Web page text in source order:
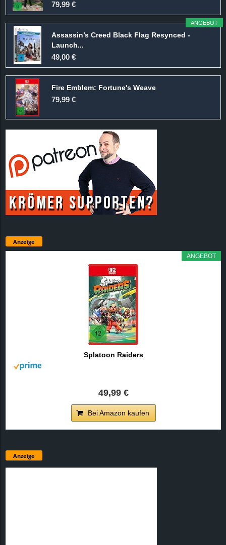
79,99 €
ANGEBOT
Assassin’s Creed Black Flag Resynced -
Launch...
49,00 €
Fire Emblem: Fortune's Weave
79,99 €
Anzeige
ANGEBOT
Splatoon Raiders
49,99 €
Bei Amazon kaufen
Anzeige